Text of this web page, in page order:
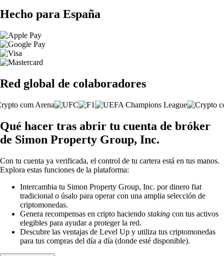
Hecho para España
Red global de colaboradores
Qué hacer tras abrir tu cuenta de bróker
de Simon Property Group, Inc.
Con tu cuenta ya verificada, el control de tu cartera está en tus manos.
Explora estas funciones de la plataforma:
Intercambia tu Simon Property Group, Inc. por dinero fiat
tradicional o úsalo para operar con una amplia selección de
criptomonedas.
Genera recompensas en cripto haciendo staking con tus activos
elegibles para ayudar a proteger la red.
Descubre las ventajas de Level Up y utiliza tus criptomonedas
para tus compras del día a día (donde esté disponible).